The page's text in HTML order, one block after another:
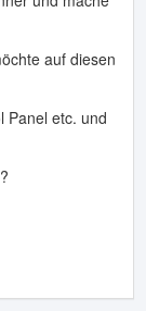
auf diesen
Panel etc. und